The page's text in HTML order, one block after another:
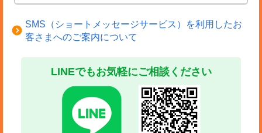
SMS（ショートメッセージサービス）を利用したお
客さまへのご案内について
LINEでもお気軽にご相談ください